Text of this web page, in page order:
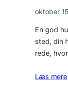
oktober
En god
sted, din
rede,
Læs mere